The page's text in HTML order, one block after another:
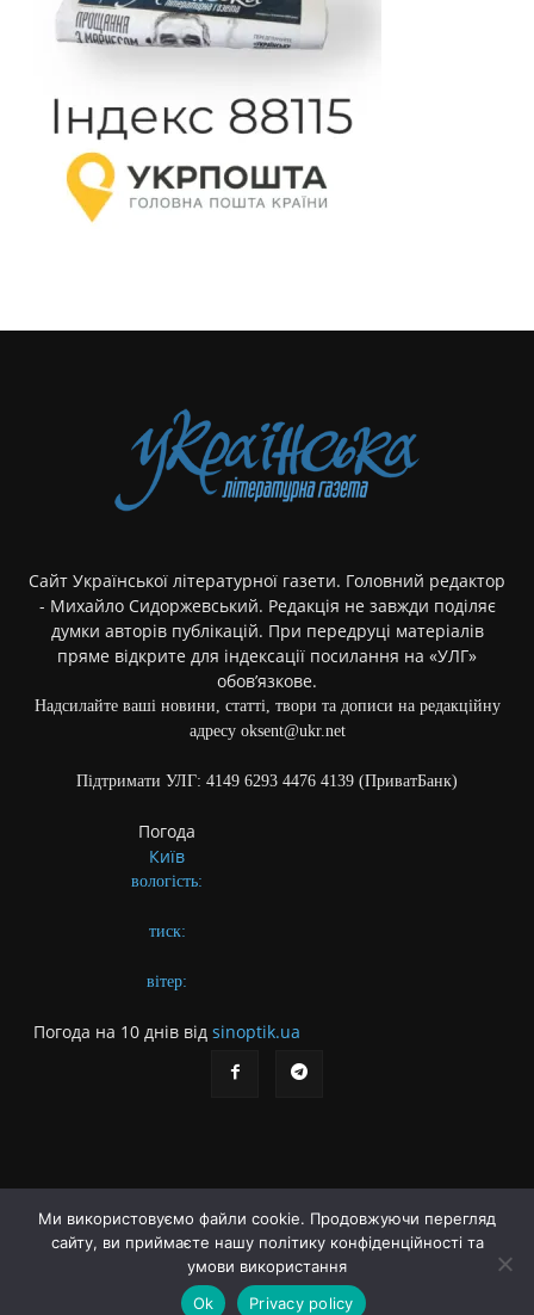
Сайт Української літературної газети. Головний редактор
- Михайло Сидоржевський. Редакція не завжди поділяє
думки авторів публікацій. При передруці матеріалів
пряме відкрите для індексації посилання на «УЛГ»
обов’язкове.
Надсилайте ваші новини, статті, твори та дописи на редакційну
адресу oksent@ukr.net
Підтримати УЛГ: 4149 6293 4476 4139 (ПриватБанк)
Погода
Київ
вологість:
тиск:
вітер:
Погода на 10 днів від sinoptik.ua
Про газету
Правила користування сайтом
Політика конфіденційності
© Українська літературна газета. Заснована 2009 року
Ми використовуємо файли cookie. Продовжуючи перегляд
сайту, ви приймаєте нашу політику конфіденційності та
умови використання
Ok
Privacy policy